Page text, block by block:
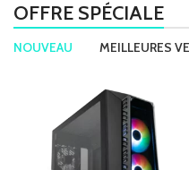
Dimensions :
OFFRE SPÉCIALE
NOUVEAU MEILLEURES